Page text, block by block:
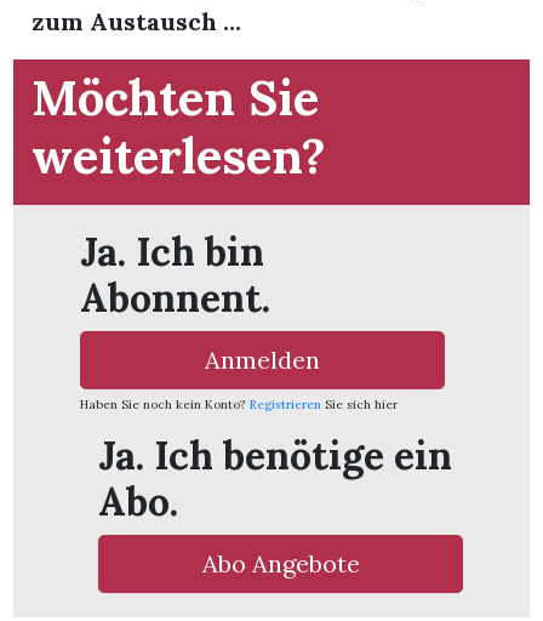
zum Austausch ...
Möchten Sie
weiterlesen?
Ja. Ich bin
Abonnent.
Anmelden
Haben Sie noch kein Konto? Registrieren Sie sich hier
Ja. Ich benötige ein
Abo.
Abo Angebote